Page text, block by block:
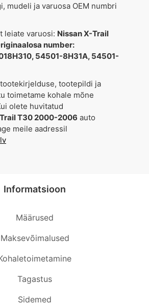
mudeli ja varuosa OEM numbri
leiate varuosi: Nissan X-Trail
number:
54501-8H31A, 54501-
tootepildi ja
toimetame kohale mõne
olete huvitatud
T30 2000-2006 auto
meile aadressil
Informatsioon
Määrused
Maksevõimalused
Tagastus
Sidemed